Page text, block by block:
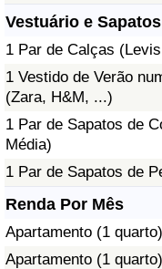
Vestuário e Sapatos
1 Par de Calças
1 Vestido de Verão
(Zara, H&M, ...)
1 Par de Sapatos de
Média)
1 Par de Sapatos de
Renda Por Mês
Apartamento (1
Apartamento (1